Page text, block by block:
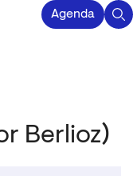
Agenda
Berlioz)